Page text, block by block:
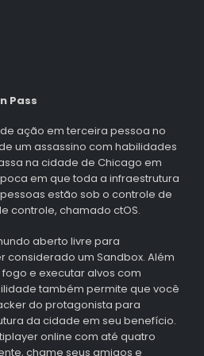
Pass
ação em terceira pessoa no
um assassino com habilidades
na cidade de Chicago em
em que toda a infraestrutura
estão sob o controle de
controle, chamado ctOS.
aberto livre para
considerado um Sandbox. Além
e executar alvos com
também permite que você
do protagonista para
da cidade em seu benefício.
online com até quatro
chame seus amigos e